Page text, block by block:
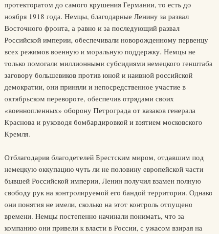
протекторатом до самого крушения Германии, то есть до
ноября 1918 года. Немцы, благодарные Ленину за развал
Восточного фронта, а равно и за последующий развал
Российской империи, обеспечивали новорожденному первенцу
всех режимов военную и моральную поддержку. Немцы не
только помогали миллионными субсидиями немецкого генштаба
заговору большевиков против юной и наивной российской
демократии, они приняли и непосредственное участие в
октябрьском перевороте, обеспечив отрядами своих
«военнопленных» оборону Петрограда от казаков генерала
Краснова и руководя бомбардировкой и взятием московского
Кремля.
Отблагодарив благодетелей Брестским миром, отдавшим под
немецкую оккупацию чуть ли не половину европейской части
бывшей Российской империи, Ленин получил взамен полную
свободу рук на контролируемой его бандой территории. Однако
они понятия не имели, сколько на этот контроль отпущено
времени. Немцы постепенно начинали понимать, что за
компанию они привели к власти в России, с ужасом взирая на